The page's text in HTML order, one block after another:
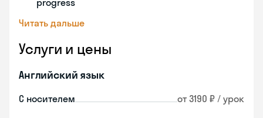
progress
Читать дальше
Услуги и цены
Английский язык
С носителем от 3190 ₽ / урок